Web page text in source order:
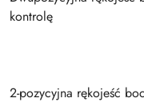
kontrolę
2-pozycyjna rękojeść